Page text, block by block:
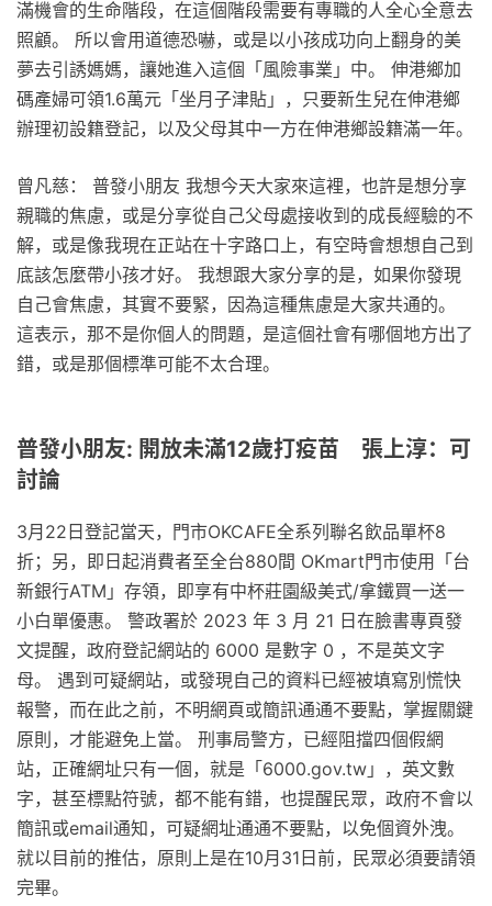
滿機會的生命階段，在這個階段需要有專職的人全心全意去
照顧。 所以會用道德恐嚇，或是以小孩成功向上翻身的美
夢去引誘媽媽，讓她進入這個「風險事業」中。 伸港鄉加
碼產婦可領1.6萬元「坐月子津貼」，只要新生兒在伸港鄉
辦理初設籍登記，以及父母其中一方在伸港鄉設籍滿一年。
曾凡慈： 普發小朋友 我想今天大家來這裡，也許是想分享
親職的焦慮，或是分享從自己父母處接收到的成長經驗的不
解，或是像我現在正站在十字路口上，有空時會想想自己到
底該怎麼帶小孩才好。 我想跟大家分享的是，如果你發現
自己會焦慮，其實不要緊，因為這種焦慮是大家共通的。
這表示，那不是你個人的問題，是這個社會有哪個地方出了
錯，或是那個標準可能不太合理。
普發小朋友: 開放未滿12歲打疫苗 張上淳：可
討論
3月22日登記當天，門市OKCAFE全系列聯名飲品單杯8
折；另，即日起消費者至全台880間 OKmart門市使用「台
新銀行ATM」存領，即享有中杯莊園級美式/拿鐵買一送一
小白單優惠。 警政署於 2023 年 3 月 21 日在臉書專頁發
文提醒，政府登記網站的 6000 是數字 0 ，不是英文字
母。 遇到可疑網站，或發現自己的資料已經被填寫別慌快
報警，而在此之前，不明網頁或簡訊通通不要點，掌握關鍵
原則，才能避免上當。 刑事局警方，已經阻擋四個假網
站，正確網址只有一個，就是「6000.gov.tw」，英文數
字，甚至標點符號，都不能有錯，也提醒民眾，政府不會以
簡訊或email通知，可疑網址通通不要點，以免個資外洩。
就以目前的推估，原則上是在10月31日前，民眾必須要請領
完畢。